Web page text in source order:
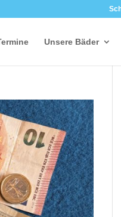
Unsere Bäder